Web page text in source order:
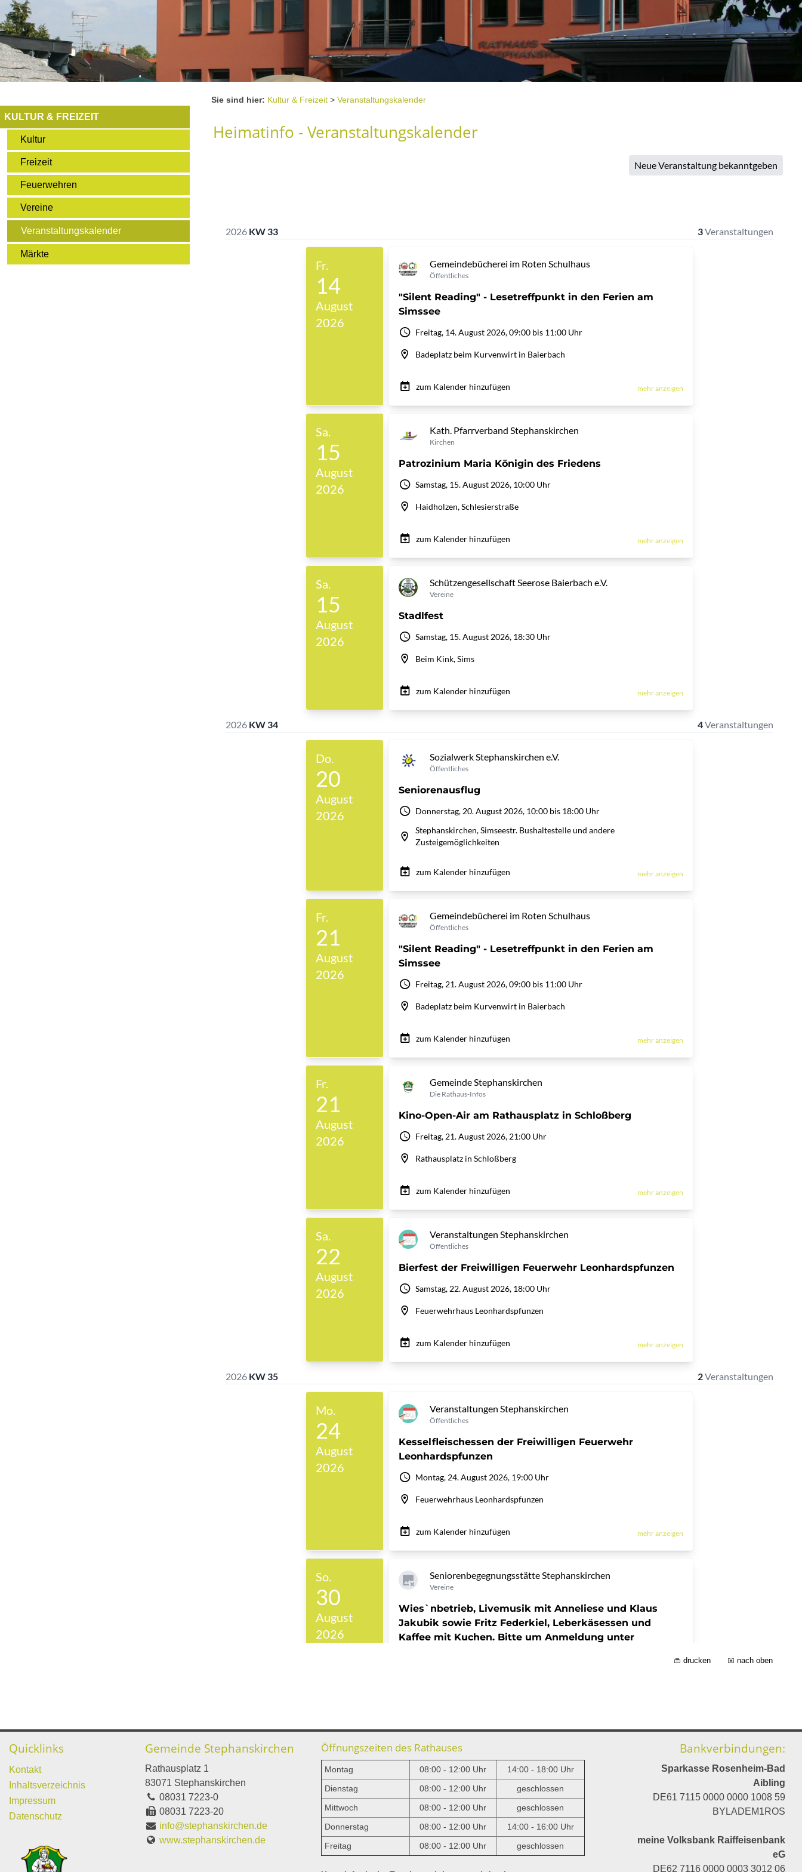
KULTUR & FREIZEIT
Kultur
Freizeit
Feuerwehren
Vereine
Veranstaltungskalender
Märkte
Sie sind hier: Kultur & Freizeit > Veranstaltungskalender
Heimatinfo - Veranstaltungskalender
drucken nach oben
Quicklinks
Kontakt
Inhaltsverzeichnis
Impressum
Datenschutz
Gemeinde Stephanskirchen
Rathausplatz 1
83071 Stephanskirchen
08031 7223-0
08031 7223-20
info@stephanskirchen.de
www.stephanskirchen.de
Öffnungszeiten des Rathauses
Montag 08:00 - 12:00 Uhr
14:00 - 18:00 Uhr
Dienstag
08:00 - 12:00 Uhr
geschlossen
Mittwoch
08:00 - 12:00 Uhr
geschlossen
Donnerstag
08:00 - 12:00 Uhr
14:00 - 16:00 Uhr
Freitag
08:00 - 12:00 Uhr geschlossen
Bankverbindungen:
Sparkasse Rosenheim-Bad
Aibling
DE61 7115 0000 0000 1008 59
BYLADEM1ROS
meine Volksbank Raiffeisenbank
eG
DE62 7116 0000 0003 3012 06